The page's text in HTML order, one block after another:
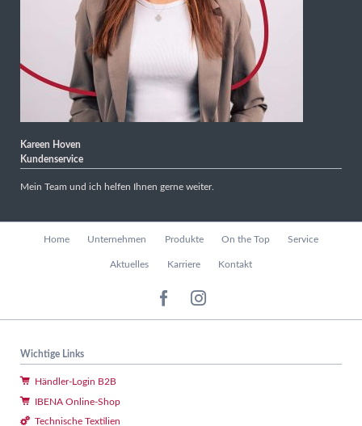
Kareen Hoven
Kundenservice
Mein Team und ich helfen Ihnen gerne weiter.
Home Unternehmen Produkte On the Top Service
Aktuelles Karriere Kontakt
Wichtige Links
Händler-Login B2B
IBENA Online-Shop
Technische Textilien